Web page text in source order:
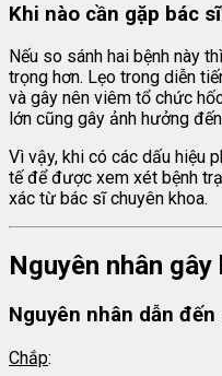
Khi nào cần gặp bác
Nếu so sánh hai bệnh này
trọng hơn. Lẹo trong diễn
và gây nên viêm tổ chức
lớn cũng gây ảnh hưởng
Vì vậy, khi có các dấu hiệu
tế để được xem xét bệnh
xác từ bác sĩ chuyên khoa.
Nguyên nhân gây
Nguyên nhân dẫn
Chắp: